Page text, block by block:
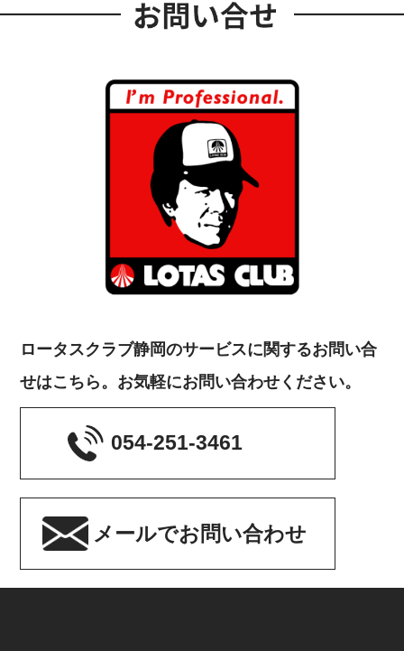
ロータスクラブ静岡のサービスに関するお問い合
せはこちら。お気軽にお問い合わせください。
054-251-3461
メールでお問い合わせ